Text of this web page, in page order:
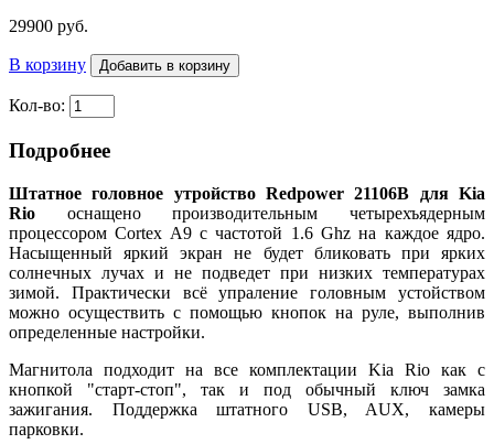
29900 руб.
В корзину
Кол-во:
Подробнее
Штатное головное утройство Redpower 21106B для Kia
Rio оснащено производительным четырехъядерным
процессором Сortex A9 с частотой 1.6 Ghz на каждое ядро.
Насыщенный яркий экран не будет бликовать при ярких
солнечных лучах и не подведет при низких температурах
зимой. Практически всё упраление головным устойством
можно осуществить с помощью кнопок на руле, выполнив
определенные настройки.
Магнитола подходит на все комплектации Kia Rio как с
кнопкой "старт-стоп", так и под обычный ключ замка
зажигания. Поддержка штатного USB, AUX, камеры
парковки.